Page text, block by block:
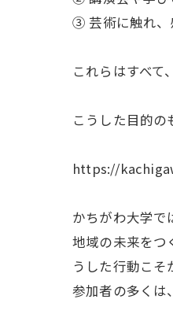
③ 芸術に触れ、
これらはすべて
こうした目的
https://
かちがわ大学で
地域の未来をつ
うした行動こそ
参加者の多くは